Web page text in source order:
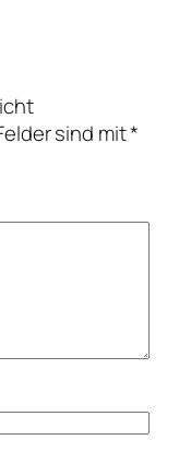
sind mit*